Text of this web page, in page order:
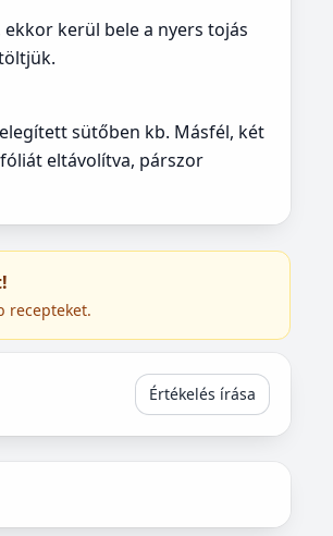
kerül bele a nyers tojás
sütőben kb. Másfél, két
eltávolítva, párszor
recepteket.
Értékelés írása